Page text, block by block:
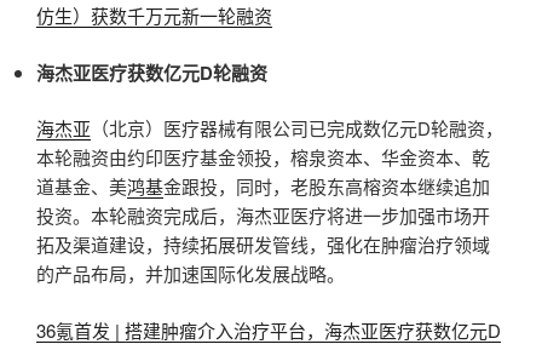
仿生）获数千万元新一轮融资
海杰亚医疗获数亿元D轮融资
海杰亚 （北京）医疗器械有限公司已完成数亿元D轮融资，
本轮融资由约印医疗基金领投，榕泉资本、华金资本、乾
道基金、美鸿基金跟投，同时，老股东高榕资本继续追加
投资。本轮融资完成后，海杰亚医疗将进一步加强市场开
拓及渠道建设，持续拓展研发管线，强化在肿瘤治疗领域
的产品布局，并加速国际化发展战略。
36氪首发 | 搭建肿瘤介入治疗平台，海杰亚医疗获数亿元D